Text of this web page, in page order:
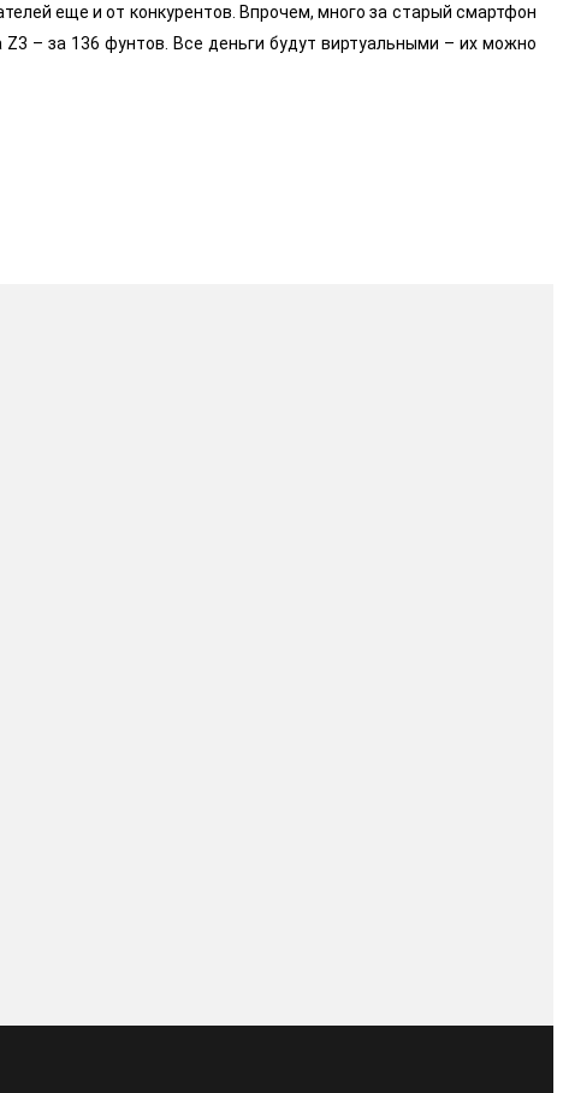
еще и от конкурентов. Впрочем, много за старый смартфон
– за 136 фунтов. Все деньги будут виртуальными – их можно